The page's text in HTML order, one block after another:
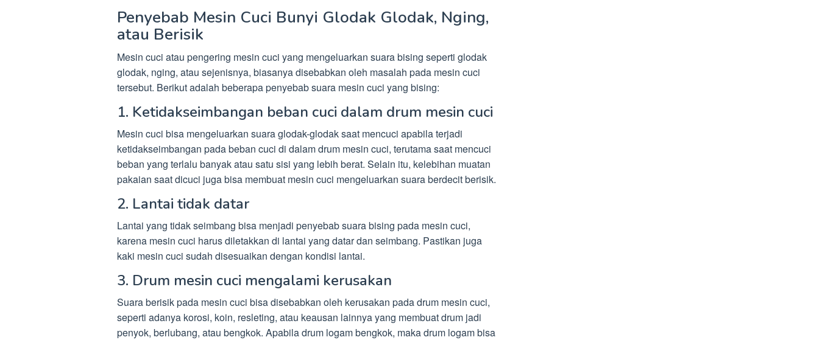
Penyebab Mesin Cuci Bunyi Glodak Glodak, Nging,
atau Berisik
Mesin cuci atau pengering mesin cuci yang mengeluarkan suara bising seperti glodak
glodak, nging, atau sejenisnya, biasanya disebabkan oleh masalah pada mesin cuci
tersebut. Berikut adalah beberapa penyebab suara mesin cuci yang bising:
1. Ketidakseimbangan beban cuci dalam drum mesin cuci
Mesin cuci bisa mengeluarkan suara glodak-glodak saat mencuci apabila terjadi
ketidakseimbangan pada beban cuci di dalam drum mesin cuci, terutama saat mencuci
beban yang terlalu banyak atau satu sisi yang lebih berat. Selain itu, kelebihan muatan
pakaian saat dicuci juga bisa membuat mesin cuci mengeluarkan suara berdecit berisik.
2. Lantai tidak datar
Lantai yang tidak seimbang bisa menjadi penyebab suara bising pada mesin cuci,
karena mesin cuci harus diletakkan di lantai yang datar dan seimbang. Pastikan juga
kaki mesin cuci sudah disesuaikan dengan kondisi lantai.
3. Drum mesin cuci mengalami kerusakan
Suara berisik pada mesin cuci bisa disebabkan oleh kerusakan pada drum mesin cuci,
seperti adanya korosi, koin, resleting, atau keausan lainnya yang membuat drum jadi
penyok, berlubang, atau bengkok. Apabila drum logam bengkok, maka drum logam bisa